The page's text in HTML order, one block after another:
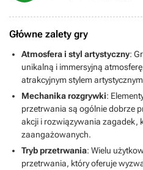
Główne zalety gry
Atmosfera i styl artystyczny:
unikalną i immersyjną
atrakcyjnym stylem
Mechanika rozgrywki:
przetrwania są ogólnie dobrze
akcji i rozwiązywania zagadek,
zaangażowanych.
Tryb przetrwania: Wielu
przetrwania, który oferuje